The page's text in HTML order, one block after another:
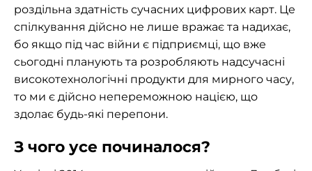
роздільна здатність сучасних цифрових карт. Це
спілкування дійсно не лише вражає та надихає,
бо якщо під час війни є підприємці, що вже
сьогодні планують та розробляють надсучасні
високотехнологічні продукти для мирного часу,
то ми є дійсно непереможною нацією, що
здолає будь-які перепони.
З чого усе починалося?